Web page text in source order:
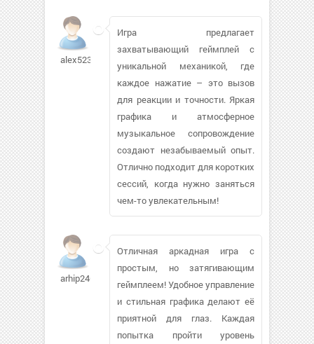
alex52371622
Игра предлагает
захватывающий геймплей с
уникальной механикой, где
каждое нажатие – это вызов
для реакции и точности. Яркая
графика и атмосферное
музыкальное сопровождение
создают незабываемый опыт.
Отлично подходит для коротких
сессий, когда нужно заняться
чем-то увлекательным!
arhip2461
Отличная аркадная игра с
простым, но затягивающим
геймплеем! Удобное управление
и стильная графика делают её
приятной для глаз. Каждая
попытка пройти уровень